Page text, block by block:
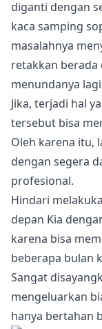
diganti dengan
kaca samping
masalahnya
retakkan berada
menundanya
Jika, terjadi hal
tersebut bisa
Oleh karena itu,
dengan segera
profesional.
Hindari
depan Kia
karena bisa
beberapa bulan
Sangat
mengeluarkan
hanya bertahan